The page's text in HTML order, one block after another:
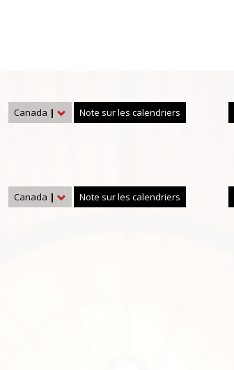
Canada | Note sur les calendriers
Canada | Note sur les calendriers